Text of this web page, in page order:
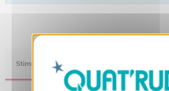
Stimmung